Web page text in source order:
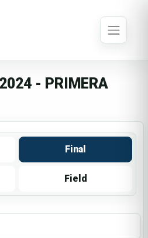
- PRIMERA
Final
Field